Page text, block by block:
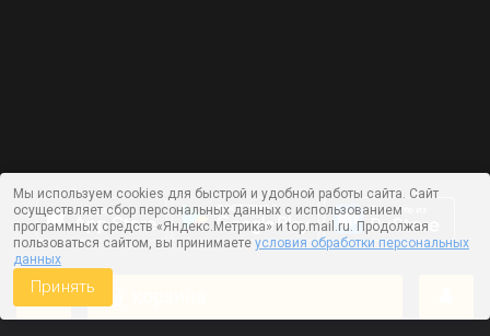
Мы используем cookies для быстрой и удобной работы сайта. Сайт
осуществляет сбор персональных данных с использованием
программных средств «Яндекс.Метрика» и top.mail.ru. Продолжая
пользоваться сайтом, вы принимаете условия обработки персональных
данных
Принять